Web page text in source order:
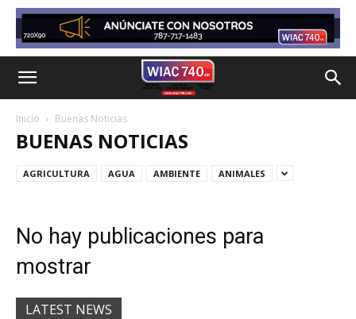
Inicio Buenas Noticias
BUENAS NOTICIAS
AGRICULTURA AGUA AMBIENTE ANIMALES
No hay publicaciones para
mostrar
LATEST NEWS